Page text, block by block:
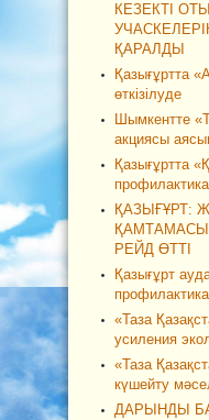
КЕЗЕКТІ
ҚАРАЛДЫ
Қазығұртта
өткізілуде
Шымкентте
акциясы
Қазығұртта
ҚАЗЫҒҰРТ:
РЕЙД ӨТТІ
Қазығұрт
«Таза
усиления
«Таза
күшейту
ДАРЫНДЫ